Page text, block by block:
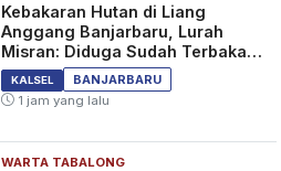
Kebakaran Hutan di Liang
Anggang Banjarbaru, Lurah
Misran: Diduga Sudah Terbakar
Sejak Tadi Malam
KALSEL
BANJARBARU
1 jam yang lalu
WARTA TABALONG